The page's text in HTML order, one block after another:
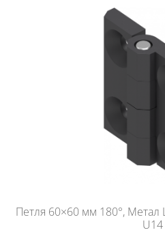
Петля 60×60 мм 180°,
U14